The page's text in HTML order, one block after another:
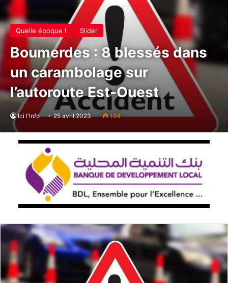
Quelle époque ! Slider
Boumerdes : 8 blessés dans
un carambolage sur
l’autoroute Est-Ouest
Ici l'Info 25 avril 2023 194